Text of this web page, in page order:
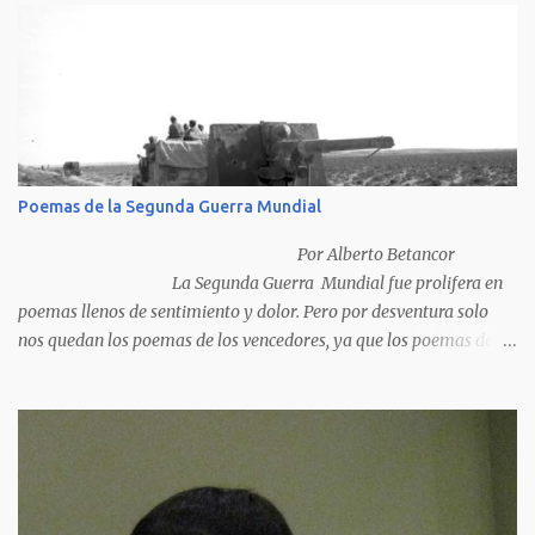
Poemas de la Segunda Guerra Mundial
Por Alberto Betancor
La Segunda Guerra Mundial fue prolifera en
poemas llenos de sentimiento y dolor. Pero por desventura solo
nos quedan los poemas de los vencedores, ya que los poemas de
acariciaron la causa nacional socialista, sus nombres con sus